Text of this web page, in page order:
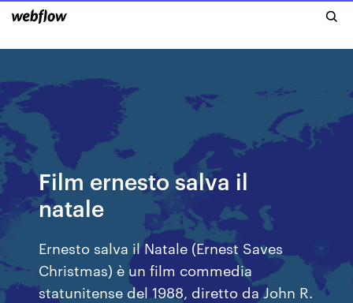
Film ernesto salva il
natale
Ernesto salva il Natale (Ernest Saves
Christmas) è un film commedia
statunitense del 1988, diretto da John R.